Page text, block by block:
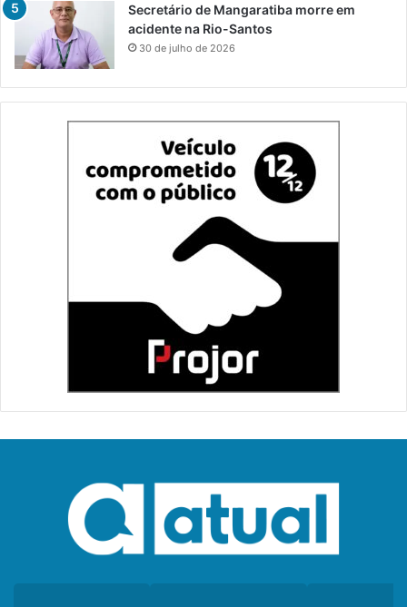
Secretário de Mangaratiba morre em
acidente na Rio-Santos
30 de julho de 2026